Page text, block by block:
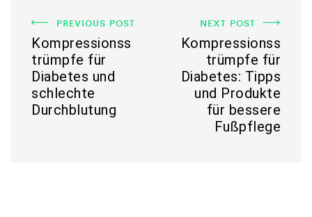
PREVIOUS POST
Kompressionss
trümpfe für
Diabetes und
schlechte
Durchblutung
NEXT POST
Kompressionss
trümpfe für
Diabetes: Tipps
und Produkte
für bessere
Fußpflege